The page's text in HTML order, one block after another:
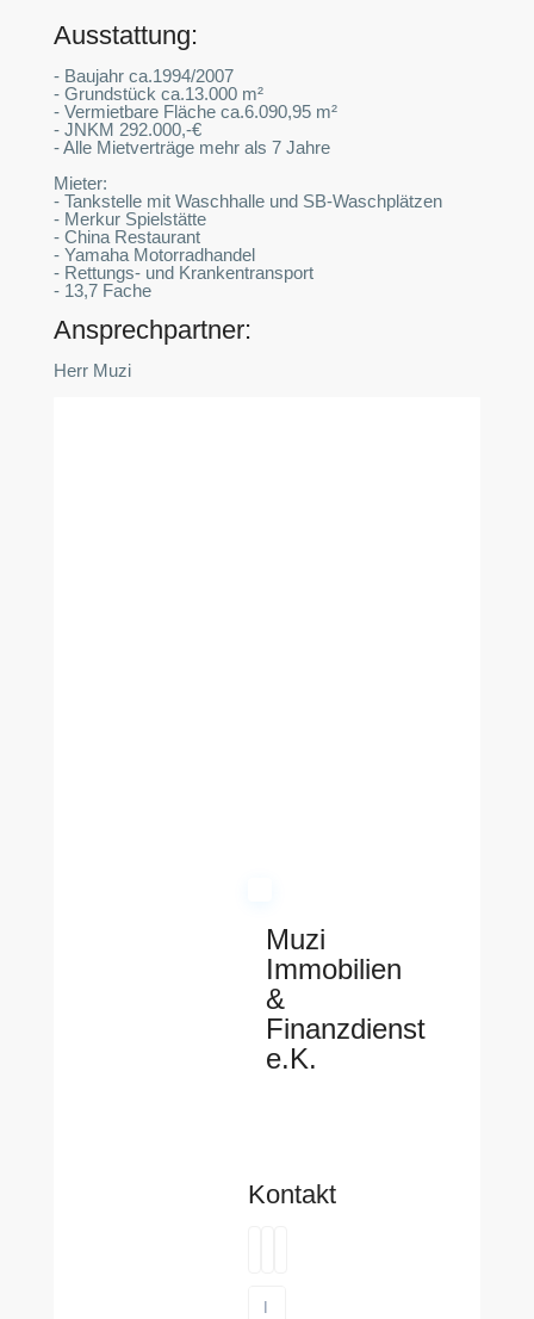
Ausstattung:
- Baujahr ca.1994/2007
- Grundstück ca.13.000 m²
- Vermietbare Fläche ca.6.090,95 m²
- JNKM 292.000,-€
- Alle Mietverträge mehr als 7 Jahre
Mieter:
- Tankstelle mit Waschhalle und SB-Waschplätzen
- Merkur Spielstätte
- China Restaurant
- Yamaha Motorradhandel
- Rettungs- und Krankentransport
- 13,7 Fache
Ansprechpartner:
Herr Muzi
Muzi
Immobilien
&
Finanzdienst
e.K.
Kontakt